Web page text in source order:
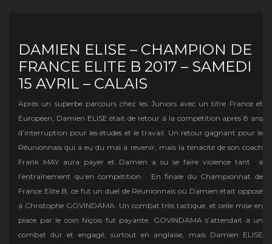
DAMIEN ELISE – CHAMPION DE
FRANCE ELITE B 2017 – SAMEDI
15 AVRIL – CALAIS
Après un superbe parcours chez les Juniors avec un titre France et
Européen, Damien ELISE était de retour à la compétition après 8 ans
d’interruption pour les études et le travail. Un retour gagnant pour le
Réunionnais qui a eu du mal à revenir, mais la ténacité de son coach
Frank MAY aura payer et Damien a su se faire violence tant à
l’entraînement qu’en compétition. En finale du Championnat de
France Elite B, ce fut un duel de Réunionnais où Damien était opposé
à Christophe GOVINDAMA. Un combat très tactique, et celle mise en
place par le coin Niçois fut payante. GOVINDAMA s’attendait à un
combat dur et engagé, surtout en anglaise, mais Damien ELISE